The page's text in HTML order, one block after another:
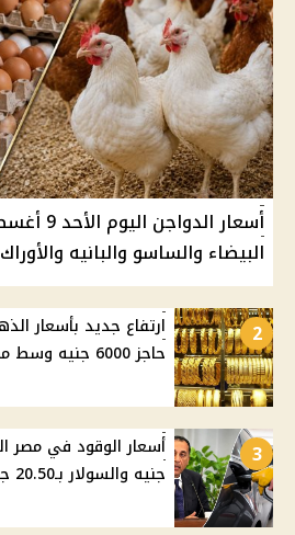
أسعار
البيضاء والساسو والبانيه
2
حاجز 6000 جنيه وسط مكاسب عالمية للمعدن
3
جنيه والسولار بـ20.50 جنيه